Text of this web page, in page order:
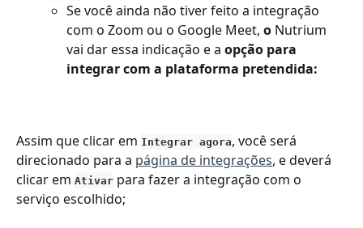
Se você ainda não tiver feito a integração
com o Zoom ou o Google Meet, o Nutrium
vai dar essa indicação e a opção para
integrar com a plataforma pretendida:
Assim que clicar em Integrar agora, você será
direcionado para a página de integrações, e deverá
clicar em Ativar para fazer a integração com o
serviço escolhido;